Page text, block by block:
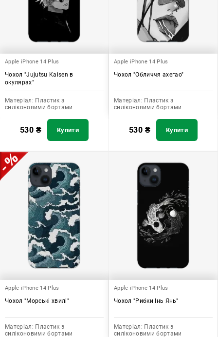
Apple iPhone 14 Plus
Чохол "Jujutsu Kaisen в
окулярах"
Матеріал: Пластик з
силіконовими бортами
530 ₴ Купити
Apple iPhone 14 Plus
Чохол "Обличчя ахегао"
Матеріал: Пластик з
силіконовими бортами
530 ₴ Купити
Apple iPhone 14 Plus
Чохол "Морські хвилі"
Матеріал: Пластик з
силіконовими бортами
Apple iPhone 14 Plus
Чохол "Рибки Інь Янь"
Матеріал: Пластик з
силіконовими бортами